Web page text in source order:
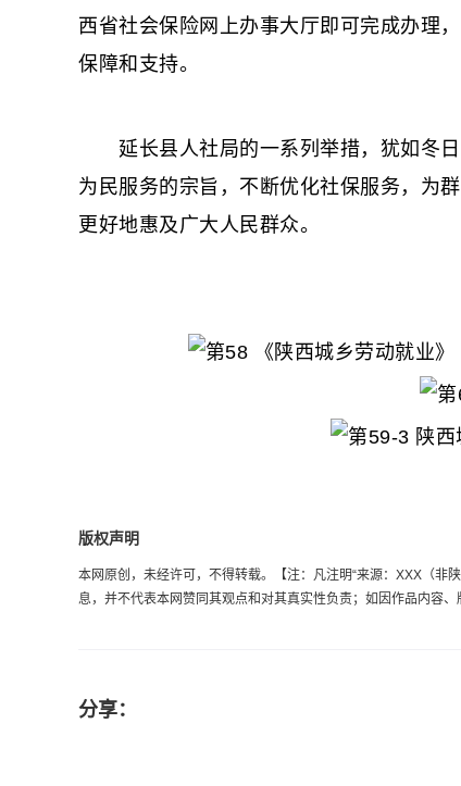
西省社会保险网上办事大厅即可完成办理
保障和支持。
延长县人社局的一系列举措，犹如冬日
为民服务的宗旨，不断优化社保服务，为
更好地惠及广大人民群众。
版权声明
本网原创，未经许可，不得转载。【注：凡注明“来源：XXX（非
息，并不代表本网赞同其观点和对其真实性负责；如因作品内容
分享：